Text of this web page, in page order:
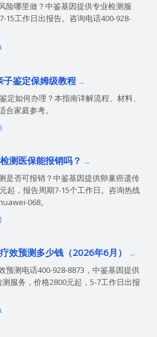
险哪里做？中鉴基因提供专业检测服
15工作日出报告。咨询电话400-928-
鉴定保姆级教程
定如何办理？本指南详解流程、材料、
合家庭参考。
测医保能报销吗？
是否可报销？中鉴基因提供卵巢癌遗传
起，报告周期7-15个工作日。咨询热线
068。
效预测多少钱（2026年6月）
预测电话400-928-8873，中鉴基因提供
服务，价格2800元起，5-7工作日出报